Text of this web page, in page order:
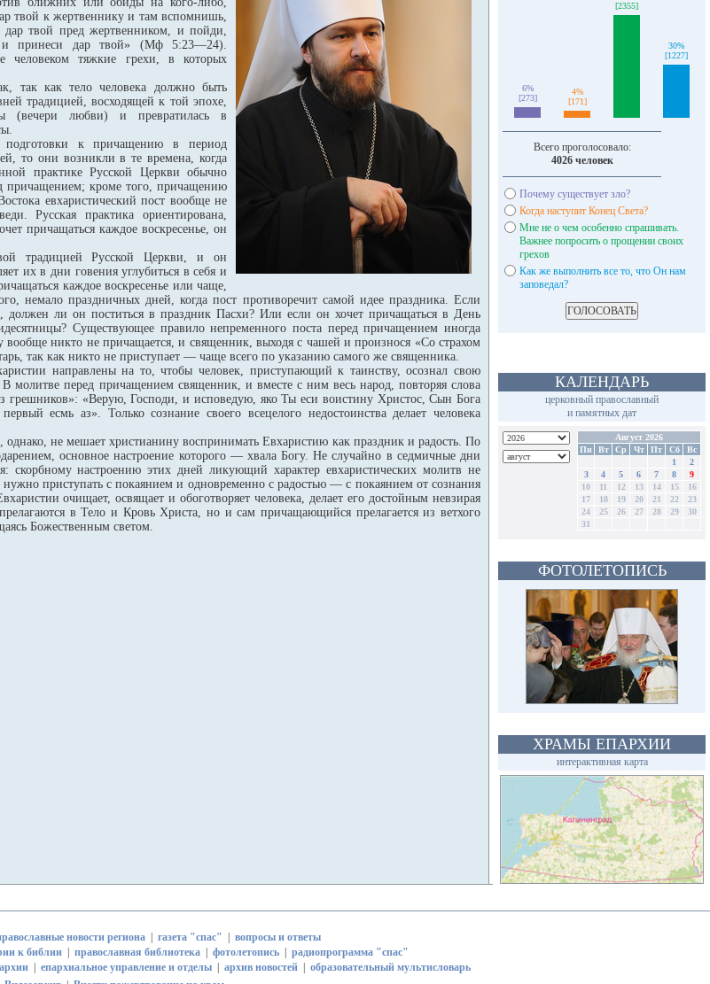
твой к жертвеннику и там вспомнишь,
дар твой пред жертвенником, и пойди,
принеси дар твой» (Мф 5:23—24).
человеком тяжкие грехи, в которых
так как тело человека должно быть
традицией, восходящей к той эпохе,
(вечери любви) и превратилась в
подготовки к причащению в период
то они возникли в те времена, когда
практике Русской Церкви обычно
причащением; кроме того, причащению
евхаристический пост вообще не
Русская практика ориентирована,
причащаться каждое воскресенье, он
традицией Русской Церкви, и он
их в дни говения углубиться в себя и
каждое воскресенье или чаще,
немало праздничных дней, когда пост противоречит самой идее праздника. Если
должен ли он поститься в праздник Пасхи? Или если он хочет причащаться в День
Существующее правило непременного поста перед причащением иногда
никто не причащается, и священник, выходя с чашей и произнося «Со страхом
так как никто не приступает — чаще всего по указанию самого же священника.
направлены на то, чтобы человек, приступающий к таинству, осознал свою
В молитве перед причащением священник, и вместе с ним весь народ, повторяя слова
грешников»: «Верую, Господи, и исповедую, яко Ты еси воистину Христос, Сын Бога
есмь аз». Только сознание своего всецелого недостоинства делает человека
однако, не мешает христианину воспринимать Евхаристию как праздник и радость. По
основное настроение которого — хвала Богу. Не случайно в седмичные дни
скорбному настроению этих дней ликующий характер евхаристических молитв не
нужно приступать с покаянием и одновременно с радостью — с покаянием от сознания
очищает, освящает и обоготворяет человека, делает его достойным невзирая
в Тело и Кровь Христа, но и сам причащающийся прелагается из ветхого
Божественным светом.
6%
[273]
4%
[171]
[2355]
30%
[1227]
Всего проголосовало:
4026 человек
Почему существует зло?
Когда наступит Конец Света?
Мне не о чем особенно спрашивать.
Важнее попросить о прощении своих
грехов
Как же выполнить все то, что Он нам
заповедал?
КАЛЕНДАРЬ
церковный православный
и памятных дат
Август 2026
Пн
Вт Ср Чт Пт Сб
Вс
1
2
3
4 5 6 7 8
9
10
11 12 13 14 15
16
17
18 19 20 21 22
23
24
25 26 27 28 29
30
31
ФОТОЛЕТОПИСЬ
ХРАМЫ ЕПАРХИИ
интерактивная карта
новости региона| газета "спас"
вопросы и ответы
к библии православная библиотека фотолетопись
радиопрограмма "спас"
| епархиальное управление и отделы| архив новостей| образовательный мультисловарь